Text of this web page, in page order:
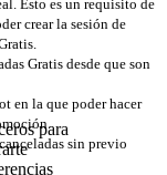
Esto es un requisito de
crear la sesión de
Gratis desde que son
en la que poder hacer
sin previo
para